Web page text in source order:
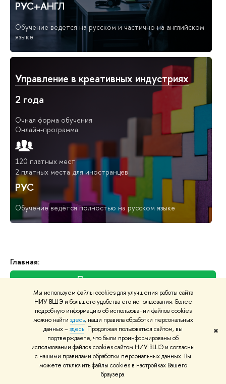
Мы используем файлы cookies для улучшения работы сайта
НИУ ВШЭ и большего удобства его использования. Более
подробную информацию об использовании файлов cookies
можно найти здесь, наши правила обработки персональных
данных –здесь. Продолжая пользоваться сайтом, вы
подтверждаете, что были проинформированы об
использовании файлов cookies сайтом НИУ ВШЭ и согласны
с нашими правилами обработки персональных данных. Вы
можете отключить файлы cookies в настройках Вашего
браузера.
✖
Главная:
Подать документы
Приемная комиссия
Для иностранных абитуриентов
Скачать буклет
Учебные курсы
РУС+АНГЛ
Обучение ведется на русском и частично на английском
языке
Управление в креативных индустриях
2 года
Очная форма обучения
Онлайн-программа
120 платных мест
2 платных места для иностранцев
РУС
Обучение ведётся полностью на русском языке